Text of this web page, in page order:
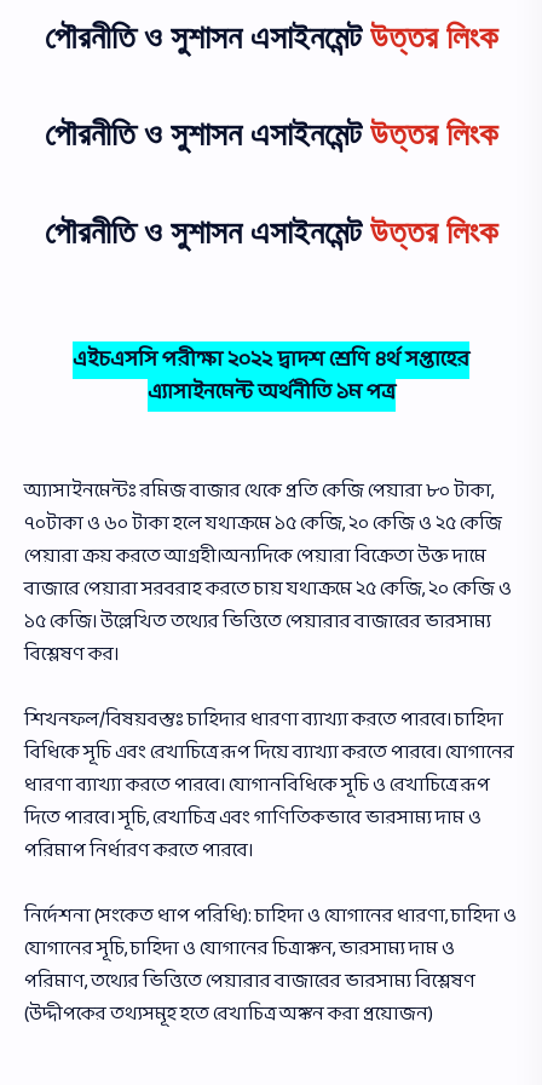
পৌরনীতি ও সুশাসন এসাইনমেন্টউত্তর লিংক
পৌরনীতি ও সুশাসন এসাইনমেন্টউত্তর লিংক
পৌরনীতি ও সুশাসন এসাইনমেন্টউত্তর লিংক
এইচএসসি পরীক্ষা ২০২২ দ্বাদশ শ্রেণি ৪র্থ সপ্তাহের
এ্যাসাইনমেন্ট অর্থনীতি ১ম পত্র
অ্যাসাইনমেন্টঃ রমিজ বাজার থেকে প্রতি কেজি পেয়ারা ৮০ টাকা,
৭০টাকা ও ৬০ টাকা হলে যথাক্রমে ১৫ কেজি, ২০ কেজি ও ২৫ কেজি
পেয়ারা ক্রয় করতে আগ্রহী।অন্যদিকে পেয়ারা বিক্রেতা উক্ত দামে
বাজারে পেয়ারা সরবরাহ করতে চায় যথাক্রমে ২৫ কেজি, ২০ কেজি ও
১৫ কেজি। উল্লেখিত তথ্যের ভিত্তিতে পেয়ারার বাজারের ভারসাম্য
বিশ্লেষণ কর।
শিখনফল/বিষয়বস্তুঃ চাহিদার ধারণা ব্যাখ্যা করতে পারবে। চাহিদা
বিধিকে সূচি এবং রেখাচিত্রে রূপ দিয়ে ব্যাখ্যা করতে পারবে। যােগানের
ধারণা ব্যাখ্যা করতে পারবে। যােগানবিধিকে সূচি ও রেখাচিত্রে রূপ
দিতে পারবে। সূচি, রেখাচিত্র এবং গাণিতিকভাবে ভারসাম্য দাম ও
পরিমাপ নির্ধারণ করতে পারবে।
নির্দেশনা (সংকেত ধাপ পরিধি): চাহিদা ও যােগানের ধারণা, চাহিদা ও
যােগানের সূচি, চাহিদা ও যােগানের চিত্রাঙ্কন, ভারসাম্য দাম ও
পরিমাণ, তথ্যের ভিত্তিতে পেয়ারার বাজারের ভারসাম্য বিশ্লেষণ
(উদ্দীপকের তথ্যসমূহ হতে রেখাচিত্র অঙ্কন করা প্রয়ােজন)